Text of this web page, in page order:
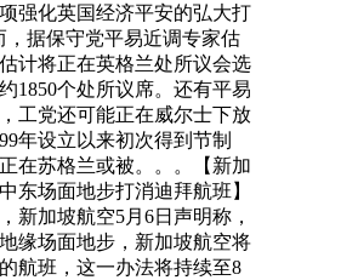
强化英国经济平安的弘大打
，据保守党平易近调专家估
计将正在英格兰处所议会选
1850个处所议席。还有平易
工党还可能正在威尔士下放
年设立以来初次得到节制
在苏格兰或被。。。【新加
东场面地步打消迪拜航班】
新加坡航空5月6日声明称，
缘场面地步，新加坡航空将
航班，这一办法将持续至8